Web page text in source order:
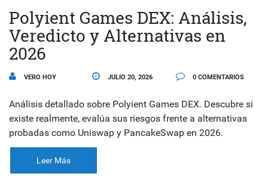
Polyient Games DEX: Análisis,
Veredicto y Alternativas en
2026
VERO HOY JULIO 20, 2026 0 COMENTARIOS
Análisis detallado sobre Polyient Games DEX. Descubre si
existe realmente, evalúa sus riesgos frente a alternativas
probadas como Uniswap y PancakeSwap en 2026.
Leer Más